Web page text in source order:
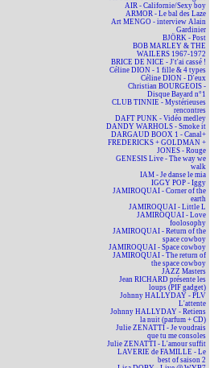
AIR - Californie/Sexy boy
ARMOR - Le bal des Laze
Art MENGO - interview Alain
Gardinier
BJÖRK - Post
BOB MARLEY & THE
WAILERS 1967-1972
BRICE DE NICE - J't'ai cassé !
Céline DION - 1 fille & 4 types
Céline DION - D'eux
Christian BOURGEOIS -
Disque Bayard n°1
CLUB TINNIE - Mystérieuses
rencontres
DAFT PUNK - Vidéo medley
DANDY WARHOLS - Smoke it
DARGAUD BOOX 1 - Canal+
FREDERICKS + GOLDMAN +
JONES - Rouge
GENESIS Live - The way we
walk
IAM - Je danse le mia
IGGY POP - Iggy
JAMIROQUAI - Corner of the
earth
JAMIROQUAI - Little L
JAMIROQUAI - Love
foolosophy
JAMIROQUAI - Return of the
space cowboy
JAMIROQUAI - Space cowboy
JAMIROQUAI - The return of
the space cowboy
JAZZ Masters
Jean RICHARD présente les
loups (PIF gadget)
Johnny HALLYDAY - PLV
L'attente
Johnny HALLYDAY - Retiens
la nuit (parfum + CD)
Julie ZENATTI - Je voudrais
que tu me consoles
Julie ZENATTI - L'amour suffit
LAVERIE de FAMILLE - Le
best of saison 2